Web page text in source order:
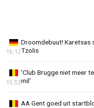
Droomdebuut! Karetsas
Tzolis
16:12
'Club Brugge niet meer
mil'
15:52
AA Gent goed uit